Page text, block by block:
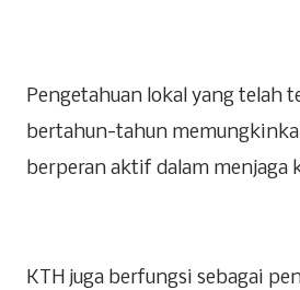
‎Pengetahuan lokal yang telah
bertahun-tahun
berperan aktif dalam menjaga
‎KTH juga berfungsi sebagai